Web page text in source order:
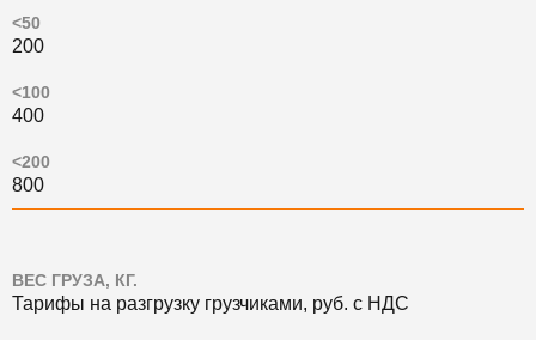
<50
200
<100
400
<200
800
ВЕС ГРУЗА, КГ.
Тарифы на разгрузку грузчиками, руб. c НДС